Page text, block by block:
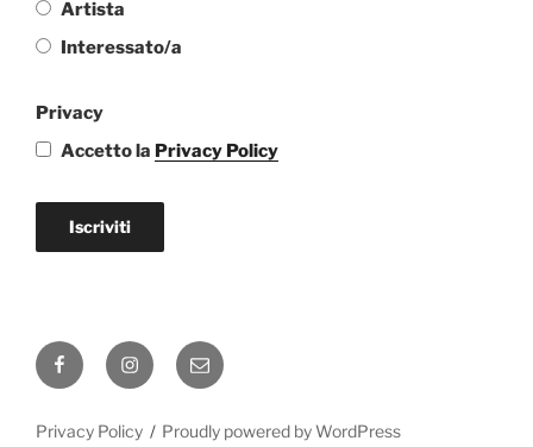
Artista
Interessato/a
Privacy
Accetto la Privacy Policy
Iscriviti
FacebookInstagramEmail
Privacy Policy Proudly powered by WordPress